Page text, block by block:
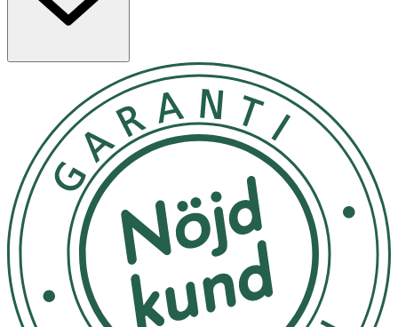
Egenskaper
· Lägesminne för personlig borstinställning
· Mjuka borststrån för effektiv rengöring
· USB-C-laddning och utbytbart borsthuvud
Användning
· Ladda tandborsten före första användning.
· Blöt borsthuvudet och applicera tandkräm.
· Placera borsthuvudet mot tänderna innan du startar.
· Växla mellan lägen med strömknappen.